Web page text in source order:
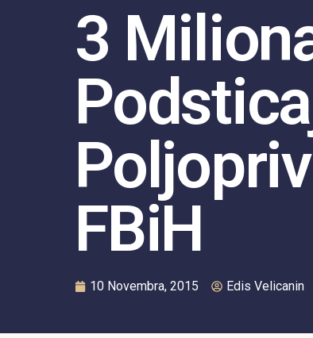
3
FBiH
10 Novembra, 2015 Edis Velicanin